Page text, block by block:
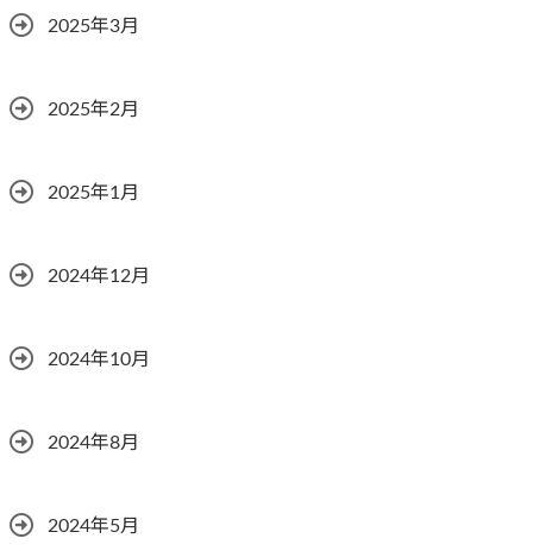
2025年3月
2025年2月
2025年1月
2024年12月
2024年10月
2024年8月
2024年5月